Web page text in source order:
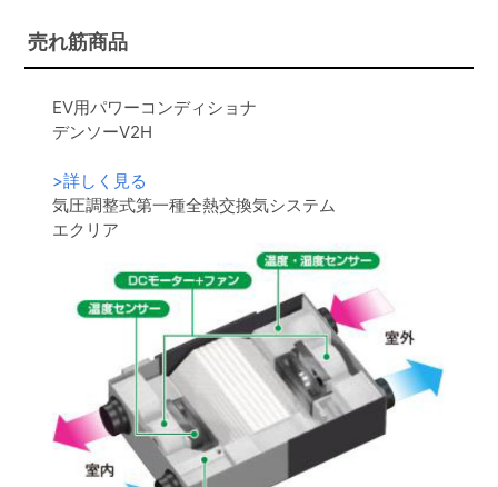
売れ筋商品
EV用パワーコンディショナ
デンソーV2H
>詳しく見る
気圧調整式第一種全熱交換気システム
エクリア